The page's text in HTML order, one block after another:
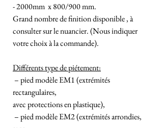
- 2000mm x 800/900 mm.
Grand nombre de finition disponible , à
consulter sur le nuancier. (Nous indiquer
votre choix à la commande).
Différents type de piétement:
– pied modèle EM1 (extrémités
rectangulaires,
avec protections en plastique),
– pied modèle EM2 (extrémités arrondies,